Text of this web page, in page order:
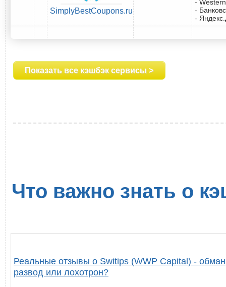
SimplyBestCoupons.ru
-
-
-
Показать все кэшбэк сервисы >
Что важно знать о
Реальные отзывы о Switips (WWP Capital) -
развод или лохотрон?